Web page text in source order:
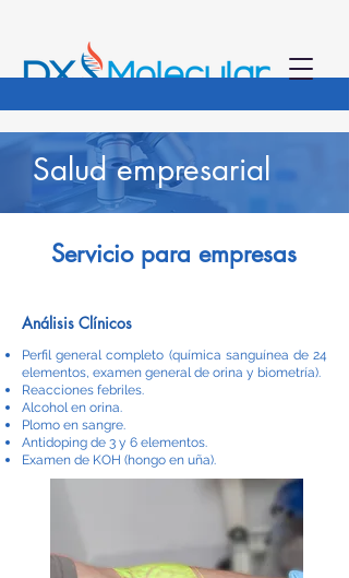
Salud empresarial
Servicio para empresas
Análisis Clínicos
Perfil general completo (química sanguínea de 24
elementos, examen general de orina y biometría).
Reacciones febriles.
Alcohol en orina.
Plomo en sangre.
Antidoping de 3 y 6 elementos.
Examen de KOH (hongo en uña).